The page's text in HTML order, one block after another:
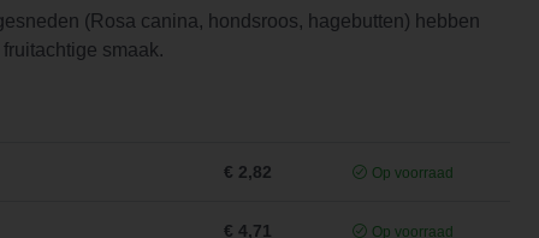
(Rosa canina, hondsroos, hagebutten) hebben
smaak.
€ 2,82 Op voorraad
€ 4,71 Op voorraad